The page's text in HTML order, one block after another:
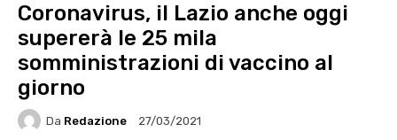
Coronavirus, il Lazio anche oggi
supererà le 25 mila
somministrazioni di vaccino al
giorno
Da Redazione 27/03/2021